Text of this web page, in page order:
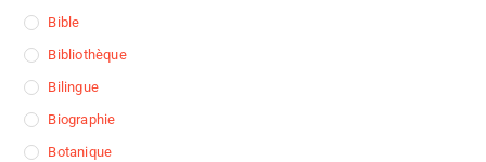
Bible
Bibliothèque
Bilingue
Biographie
Botanique